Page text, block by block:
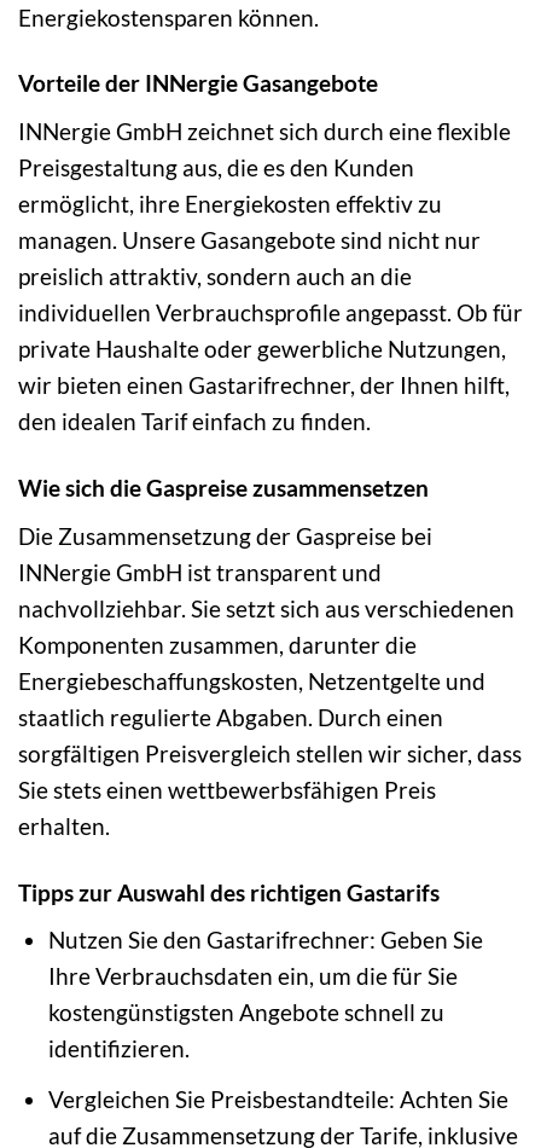
Energiekostensparen können.
Vorteile der INNergie Gasangebote
INNergie GmbH zeichnet sich durch eine flexible
Preisgestaltung aus, die es den Kunden
ermöglicht, ihre Energiekosten effektiv zu
managen. Unsere Gasangebote sind nicht nur
preislich attraktiv, sondern auch an die
individuellen Verbrauchsprofile angepasst. Ob für
private Haushalte oder gewerbliche Nutzungen,
wir bieten einen Gastarifrechner, der Ihnen hilft,
den idealen Tarif einfach zu finden.
Wie sich die Gaspreise zusammensetzen
Die Zusammensetzung der Gaspreise bei
INNergie GmbH ist transparent und
nachvollziehbar. Sie setzt sich aus verschiedenen
Komponenten zusammen, darunter die
Energiebeschaffungskosten, Netzentgelte und
staatlich regulierte Abgaben. Durch einen
sorgfältigen Preisvergleich stellen wir sicher, dass
Sie stets einen wettbewerbsfähigen Preis
erhalten.
Tipps zur Auswahl des richtigen Gastarifs
Nutzen Sie den Gastarifrechner: Geben Sie
Ihre Verbrauchsdaten ein, um die für Sie
kostengünstigsten Angebote schnell zu
identifizieren.
Vergleichen Sie Preisbestandteile: Achten Sie
auf die Zusammensetzung der Tarife, inklusive